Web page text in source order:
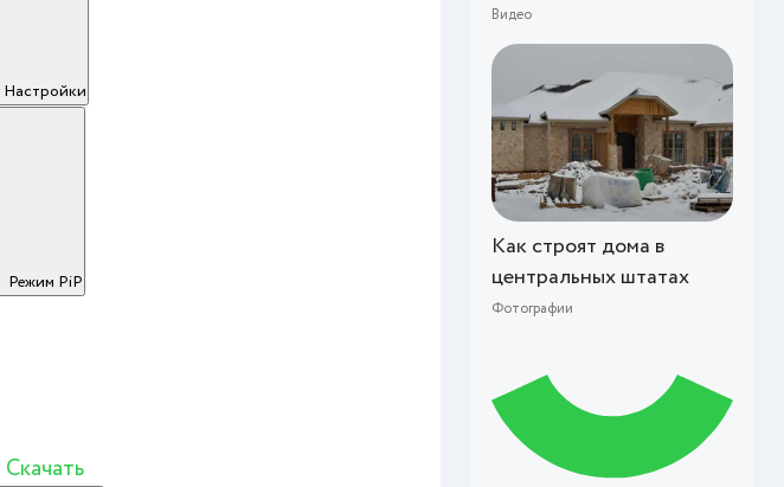
Видео
Как строят дома в
центральных штатах
Фотографии
Настройки
Режим PiP
Скачать